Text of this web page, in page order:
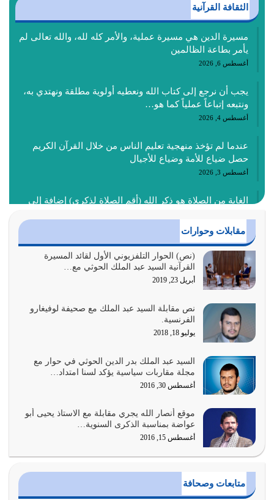
الثقافة القرآنية
مسيرة الدين هي مسيرة عملية، والأمر كله لله، والله تعالى لم
يأمر بطاعة الظالمين
أغسطس 6, 2026
يجب أن نرجع إلى كتاب الله ونعطيه أولوية مطلقة ونهتدي به،
ونتبعه إتباعاً عملياً كما هو…
أغسطس 4, 2026
عندما لم تؤخذ منهجية تعليم الناس من خلال القرآن الكريم
حصل ضياع للأمة وضياع للأجيال
أغسطس 3, 2026
الغاية من الصلاة هو ذكر الله (أقم الصلاة لذكري) إضافة إلى
أغسطس 2, 2026
السبب الرئيسي لشقاء الأمة الابتعاد عن كتاب الله والتعدي
لحدود الله بالإضافات للدين
أغسطس 1, 2026
أبرز أسباب الشقاء هو الإعراض عن ذكر الله وعن هدى الله
المتمثل في القرآن الكريم
يوليو 31, 2026
أولياء الشيطان كلما كانوا أكثر ولاءً وطاعة للشيطان كلما كانوا
أكثر ضعفاً
يوليو 30, 2026
وعد الله تعالى من يُقتل في سبيله بالحياة الأبدية والرزق
والاستبشار والنجاة والخلود في…
يوليو 29, 2026
القرآن الكريم هو أهم مصدر لمعرفة رسول الله معرفة سيرته
معرفة شخصيته معرفة عظمته
مقابلات وحوارات
(نص) الحوار التلفزيوني الأول لقائد المسيرة
القرآنية السيد عبد الملك الحوثي مع…
أبريل 23, 2019
نص مقابلة السيد عبد الملك مع صحيفة لوفيغارو
الفرنسية.
يوليو 18, 2018
السيد عبد الملك بدر الدين الحوثي في حوار مع
مجلة مقاربات سياسية يؤكد لسنا امتداد…
أغسطس 30, 2016
موقع أنصار الله يجري مقابلة مع الاستاذ يحيى أبو
عواضة بمناسبة الذكرى السنوية…
أغسطس 15, 2016
متابعات وصحافة